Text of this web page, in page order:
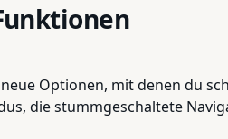
Optionen, mit denen du
die stummgeschaltete